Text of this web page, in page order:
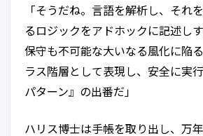
「そうだね。言語を解析し、それ
るロジックをアドホックに記述し
保守も不可能な大いなる風化に陥
ラス階層として表現し、安全に実
パターン』の出番だ」
ハリス博士は手帳を取り出し、万